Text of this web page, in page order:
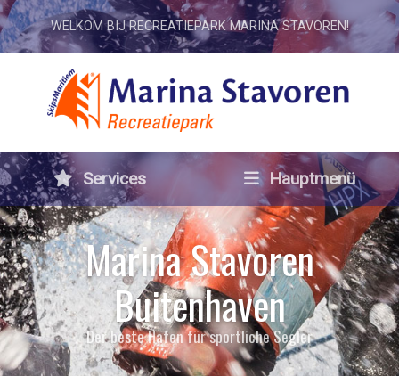
WELKOM BIJ RECREATIEPARK MARINA STAVOREN!
Services Hauptmenü
Marina Stavoren
Buitenhaven
Der beste Hafen für sportliche Segler